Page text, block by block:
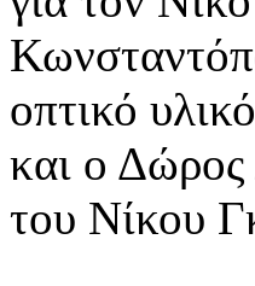
οπτικό
και ο Δώρος
του Νίκου